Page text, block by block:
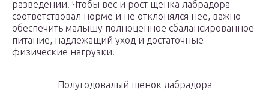
разведении. Чтобы вес и рост щенка лабрадора
соответствовал норме и не отклонялся нее, важно
обеспечить малышу полноценное сбалансированное
питание, надлежащий уход и достаточные
физические нагрузки.
Полугодовалый щенок лабрадора